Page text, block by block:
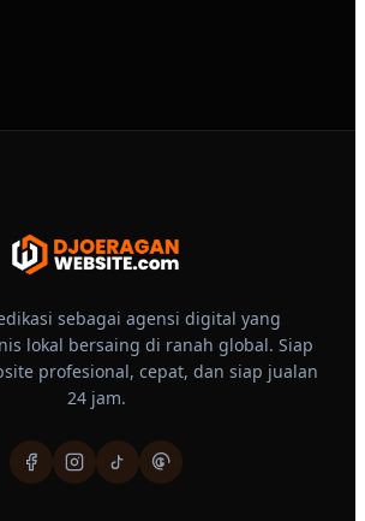
sebagai agensi digital yang
lokal bersaing di ranah global. Siap
profesional, cepat, dan siap jualan
24 jam.